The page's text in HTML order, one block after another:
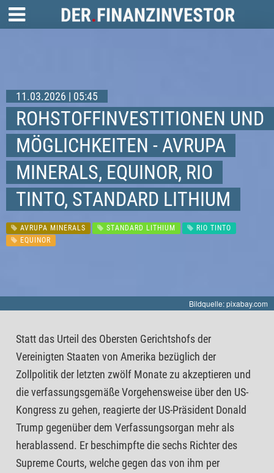
11.03.2026 | 05:45
ROHSTOFFINVESTITIONEN UND
MÖGLICHKEITEN - AVRUPA
MINERALS, EQUINOR, RIO
TINTO, STANDARD LITHIUM
AVRUPA MINERALS STANDARD LITHIUM
RIO TINTO
EQUINOR
Bildquelle: pixabay.com
Statt das Urteil des Obersten Gerichtshofs der
Vereinigten Staaten von Amerika bezüglich der
Zollpolitik der letzten zwölf Monate zu akzeptieren und
die verfassungsgemäße Vorgehensweise über den US-
Kongress zu gehen, reagierte der US-Präsident Donald
Trump gegenüber dem Verfassungsorgan mehr als
herablassend. Er beschimpfte die sechs Richter des
Supreme Courts, welche gegen das von ihm per